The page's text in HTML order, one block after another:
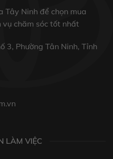
Tây Ninh để chọn mua
chăm sóc tốt nhất
3, Phường Tân Ninh, Tỉnh
LÀM VIỆC